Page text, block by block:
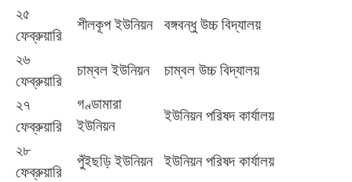
২৫
ফেব্রুয়ারি
শীলকূপ ইউনিয়ন বঙ্গবন্ধু উচ্চ বিদ্যালয়
২৬
ফেব্রুয়ারি
চাম্বল ইউনিয়ন চাম্বল উচ্চ বিদ্যালয়
২৭
ফেব্রুয়ারি
গণ্ডামারা
ইউনিয়ন
ইউনিয়ন পরিষদ কার্যালয়
২৮
ফেব্রুয়ারি
পুঁইছড়ি ইউনিয়ন ইউনিয়ন পরিষদ কার্যালয়